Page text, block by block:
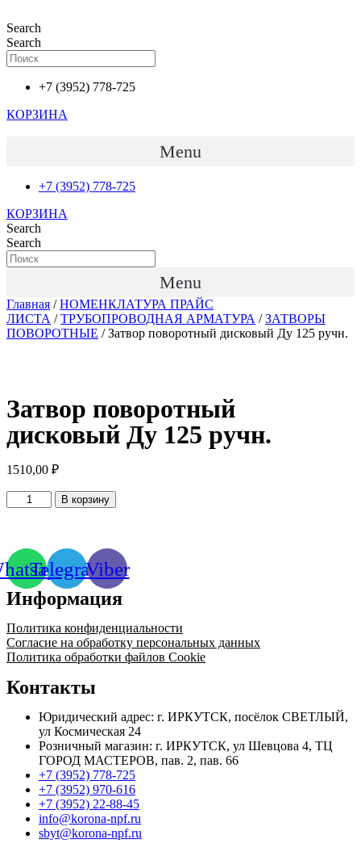
к
содержимому
Search
Search
+7 (3952) 778-725
КОРЗИНА
Menu
+7 (3952) 778-725
КОРЗИНА
Search
Search
Menu
Главная /НОМЕНКЛАТУРА ПРАЙС
ЛИСТА /ТРУБОПРОВОДНАЯ АРМАТУРА /ЗАТВОРЫ
ПОВОРОТНЫЕ / Затвор поворотный дисковый Ду 125 ручн.
Затвор поворотный
дисковый Ду 125 ручн.
1510,00 ₽
Количество
товара
дисковый
Ду
125
ручн.
В корзину
TelegramViber
Информация
Политика конфиденциальности
Согласие на обработку персональных данных
Политика обработки файлов Cookie
Контакты
Юридический адрес: г. ИРКУТСК, посёлок СВЕТЛЫЙ,
ул Космическая 24
Розничный магазин: г. ИРКУТСК, ул Шевцова 4, ТЦ
ГОРОД МАСТЕРОВ, пав. 2, пав. 66
+7 (3952) 778-725
+7 (3952) 970-616
+7 (3952) 22-88-45
info@korona-npf.ru
sbyt@korona-npf.ru